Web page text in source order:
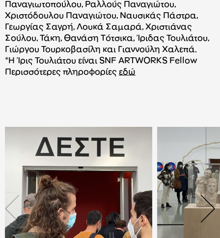
Παναγιωτοπούλου, Ραλλούς Παναγιώτου,
Χριστόδουλου Παναγιώτου, Ναυσικάς Πάστρα,
Γεωργίας Σαγρή, Λουκά Σαμαρά, Χριστιάνας
Σούλου, Τάκη, Θανάση Τότσικα, Ίριδας Τουλιάτου,
Γιώργου Τουρκοβασίλη και Γιαννούλη Χαλεπά.
*Η Ίρις Τουλιάτου είναι SNF ARTWORKS Fellow
Περισσότερες πληροφορίες εδώ